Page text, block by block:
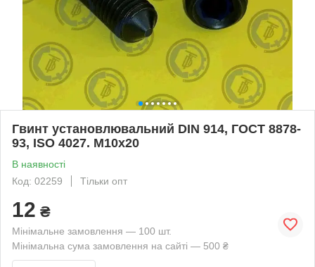
Гвинт установлювальний DIN 914, ГОСТ 8878-
93, ISO 4027. М10х20
В наявності
Код: 02259
Тільки опт
12 ₴
Мінімальне замовлення — 100 шт.
Мінімальна сума замовлення на сайті — 500 ₴